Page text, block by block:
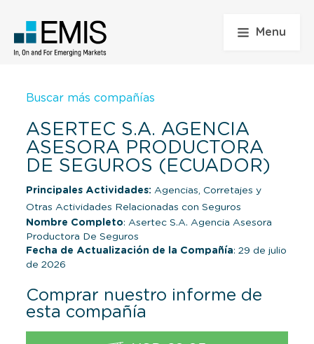
Menu
Buscar más compañías
ASERTEC S.A. AGENCIA
ASESORA PRODUCTORA
DE SEGUROS (ECUADOR)
Principales Actividades: Agencias, Corretajes y
Otras Actividades Relacionadas con Seguros
Nombre Completo: Asertec S.A. Agencia Asesora
Productora De Seguros
Fecha de Actualización de la Compañía: 29 de julio
de 2026
Comprar nuestro informe de
esta compañía